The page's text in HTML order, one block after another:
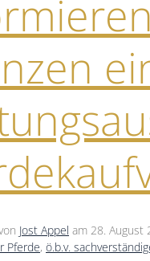
Jost Appel am 28. August
Pferde, ö.b.v.